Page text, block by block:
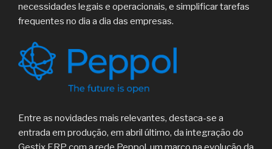
necessidades legais e operacionais, e simplificar tarefas
frequentes no dia a dia das empresas.
Entre as novidades mais relevantes, destaca-se a
entrada em produção, em abril último, da integração do